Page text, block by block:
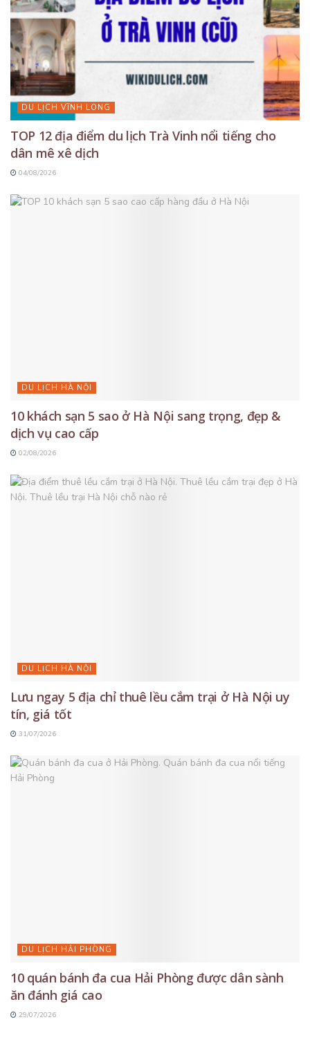
DU LỊCH VĨNH LONG
TOP 12 địa điểm du lịch Trà Vinh nổi tiếng cho
dân mê xê dịch
04/08/2026
DU LỊCH HÀ NỘI
10 khách sạn 5 sao ở Hà Nội sang trọng, đẹp &
dịch vụ cao cấp
02/08/2026
DU LỊCH HÀ NỘI
Lưu ngay 5 địa chỉ thuê lều cắm trại ở Hà Nội uy
tín, giá tốt
31/07/2026
DU LỊCH HẢI PHÒNG
10 quán bánh đa cua Hải Phòng được dân sành
ăn đánh giá cao
29/07/2026